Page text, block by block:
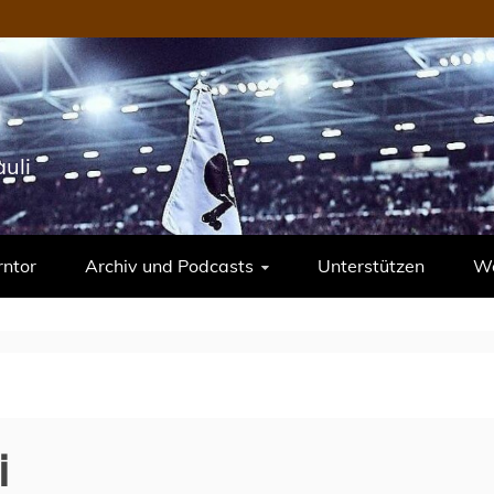
Archiv und Podcasts Unterstützen